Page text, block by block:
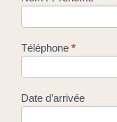
Téléphone*
Date d’arrivée